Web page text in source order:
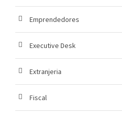
Emprendedores
Executive Desk
Extranjeria
Fiscal